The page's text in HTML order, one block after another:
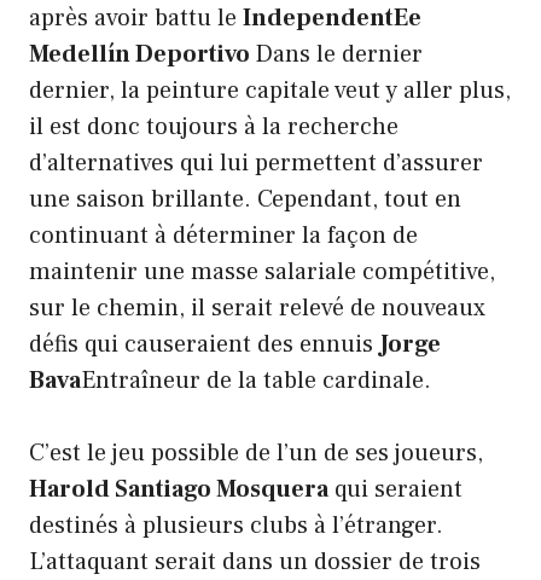
après avoir battu le IndependentEe
Medellín Deportivo Dans le dernier
dernier, la peinture capitale veut y aller plus,
il est donc toujours à la recherche
d’alternatives qui lui permettent d’assurer
une saison brillante. Cependant, tout en
continuant à déterminer la façon de
maintenir une masse salariale compétitive,
sur le chemin, il serait relevé de nouveaux
défis qui causeraient des ennuisJorge
BavaEntraîneur de la table cardinale.
C’est le jeu possible de l’un de ses joueurs,
Harold Santiago Mosqueraqui seraient
destinés à plusieurs clubs à l’étranger.
L’attaquant serait dans un dossier de trois